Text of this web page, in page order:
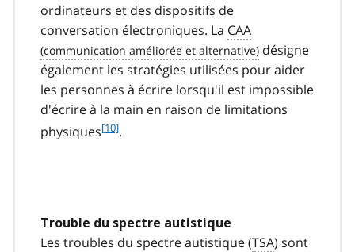
ordinateurs et des dispositifs de
conversation électroniques. La CAA
désigne
également les stratégies utilisées pour aider
les personnes à écrire lorsqu'il est impossible
d'écrire à la main en raison de limitations
physiquesf
t
e
[10].
Trouble du spectre autistique
Les troubles du spectre autistique (TSA) sont